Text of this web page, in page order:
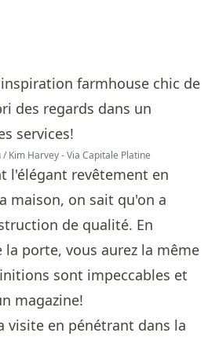
Kim Harvey - Via Capitale Platine
l'élégant revêtement en
maison, on sait qu'on a
de qualité. En
la porte, vous aurez la même
sont impeccables et
magazine!
visite en pénétrant dans la